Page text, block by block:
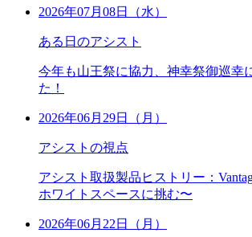
2026年07月08日（水）
ある日のアシスト
今年も山王祭に協力、神幸祭御巡幸
た！
2026年06月29日（月）
アシストの視点
アシスト取扱製品ヒストリー：
ホワイトスペースに挑む〜
2026年06月22日（月）